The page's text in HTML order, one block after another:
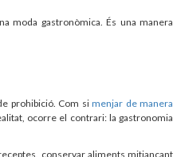
moda gastronòmica. És una manera
prohibició. Com simenjar de manera
ocorre el contrari: la gastronomia
conservar aliments mitjançant